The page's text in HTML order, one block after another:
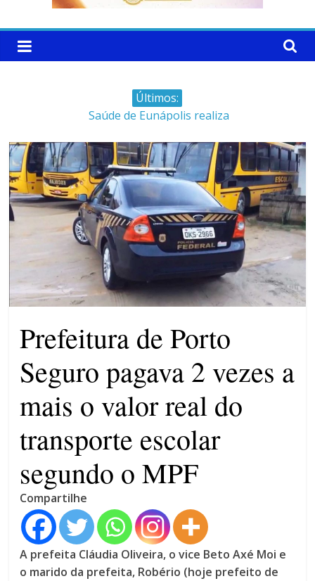
Últimos:
Saúde de Eunápolis realiza
Dourado e Lilás
Máfia das canetas
emagrecedoras na mira da
polícia
Faltam 10 dias para a
campanha começar pra valer
Ministro do STJ perde o cargo
por assédio sexual
Patrimônio de Neto Carletto
aumentou cerca de 5.600% em
4 anos
Prefeitura de Porto
Seguro pagava 2 vezes a
mais o valor real do
transporte escolar
segundo o MPF
Compartilhe
A prefeita Cláudia Oliveira, o vice Beto Axé Moi e
o marido da prefeita, Robério (hoje prefeito de